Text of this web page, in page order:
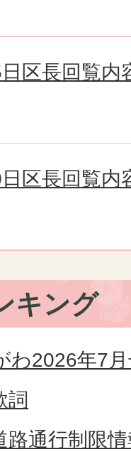
区長回覧
区長回覧
キング
わ2026年7
詞
路通行制限